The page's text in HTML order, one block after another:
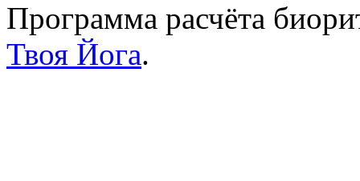
Программа расчёта
Твоя Йога.